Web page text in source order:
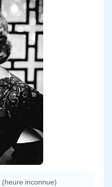
(heure inconnue)